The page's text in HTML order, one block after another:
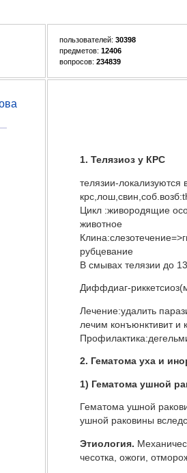
пользователей: 30398
предметов: 12406
вопросов: 234839
1. Телязиоз у КРС
телязии-
Цикл :живородящие
животное
рубцевание
В смывах телязии до
Диффдиаг-
Лечение:удалить
лечим конъюнктивит и
2. Гематома уха и
1) Гематома ушной
Гематома ушной
ушной раковины
Этиология.
чесотка, ожоги,